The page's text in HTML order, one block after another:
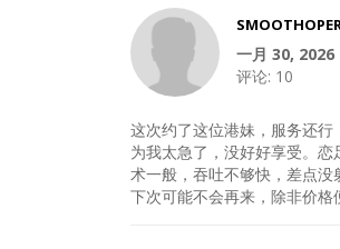
一月 30, 2026
评论: 10
这次约了这位港妹，服务还
为我太急了，没好好享受。
术一般，吞吐不够快，差点
下次可能不会再来，除非价格